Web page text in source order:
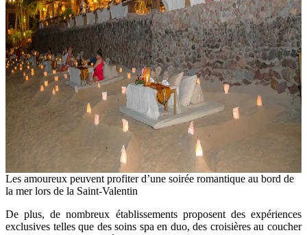
Les amoureux peuvent profiter d’une soirée romantique au bord de
la mer lors de la Saint-Valentin
De plus, de nombreux établissements proposent des expériences
exclusives telles que des soins spa en duo, des croisières au coucher